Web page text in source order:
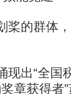
的群体，
出“全国
章获得者